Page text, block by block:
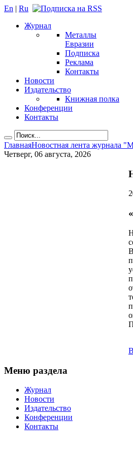
En | Ru
Журнал
Металлы
Евразии
Подписка
Реклама
Контакты
Новости
Издательство
Книжная полка
Конференции
Контакты
ГлавнаяНовостная лента журнала
Четверг, 06 августа, 2026
Меню раздела
Журнал
Новости
Издательство
Конференции
Контакты